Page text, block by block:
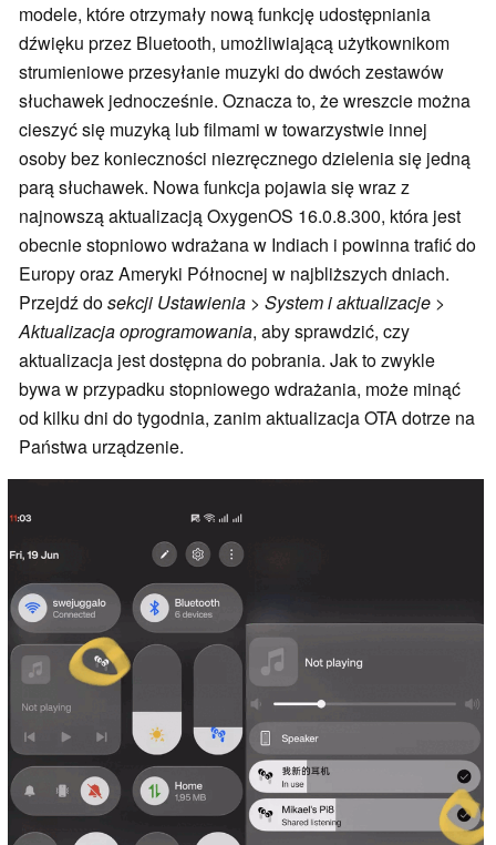
modele, które otrzymały nową funkcję udostępniania
dźwięku przez Bluetooth, umożliwiającą użytkownikom
strumieniowe przesyłanie muzyki do dwóch zestawów
słuchawek jednocześnie. Oznacza to, że wreszcie można
cieszyć się muzyką lub filmami w towarzystwie innej
osoby bez konieczności niezręcznego dzielenia się jedną
parą słuchawek. Nowa funkcja pojawia się wraz z
najnowszą aktualizacją OxygenOS 16.0.8.300, która jest
obecnie stopniowo wdrażana w Indiach i powinna trafić do
Europy oraz Ameryki Północnej w najbliższych dniach.
Przejdź dosekcji Ustawienia > System i aktualizacje >
Aktualizacja oprogramowania, aby sprawdzić, czy
aktualizacja jest dostępna do pobrania. Jak to zwykle
bywa w przypadku stopniowego wdrażania, może minąć
od kilku dni do tygodnia, zanim aktualizacja OTA dotrze na
Państwa urządzenie.